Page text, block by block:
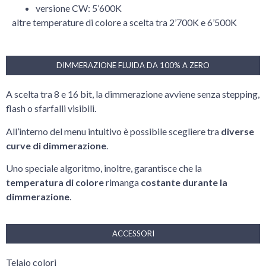
versione CW: 5’600K
altre temperature di colore a scelta tra 2’700K e 6’500K
DIMMERAZIONE FLUIDA DA 100% A ZERO
A scelta tra 8 e 16 bit, la dimmerazione avviene senza stepping,
flash o sfarfalli visibili.
All’interno del menu intuitivo è possibile scegliere tra diverse
curve di dimmerazione
Uno speciale algoritmo, inoltre, garantisce che la
temperatura di colorerimanga costante durante la
dimmerazione.
ACCESSORI
Telaio colori